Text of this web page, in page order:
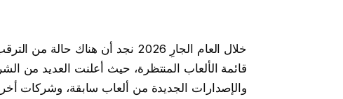
خلال العام الجارِ 2026 نجد أن
قائمة الألعاب المنتظرة، حيث أعلنت العديد من
والإصدارات الجديدة من ألعاب سابقة، وشركات